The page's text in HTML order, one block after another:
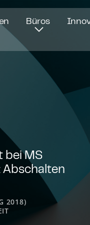
Büros
MS
Abschalten
2018)